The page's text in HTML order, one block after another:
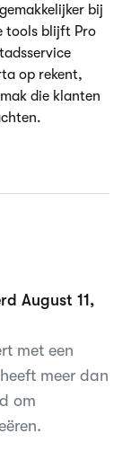
bij
tools blijft Pro
op rekent,
die klanten
August 11,
met een
meer dan
om